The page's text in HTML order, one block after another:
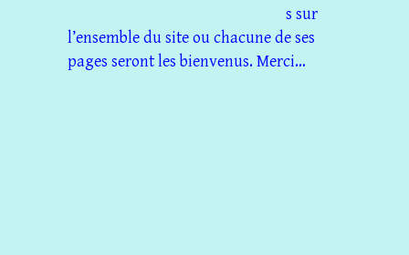
s sur
l’ensemble du site ou chacune de ses
pages seront les bienvenus. Merci…